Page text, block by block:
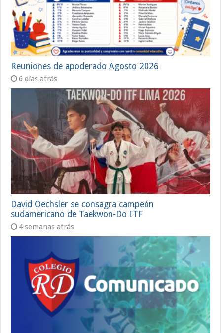
Reuniones de apoderado Agosto 2026
6 días atrás
David Oechsler se consagra campeón
sudamericano de Taekwon-Do ITF
4 semanas atrás